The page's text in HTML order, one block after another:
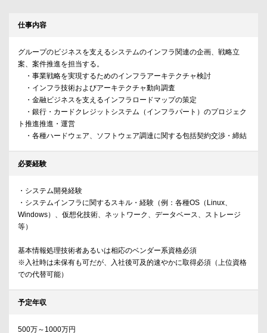
仕事内容
グループのビジネスを支えるシステムのインフラ関連の企画、戦略立
案、案件推進を担当する。
・事業戦略を実現するためのインフラアーキテクチャ検討
・インフラ技術およびアーキテクチャ動向調査
・金融ビジネスを支えるインフラロードマップの策定
・銀行・カードクレジットシステム（インフラパート）のプロジェク
ト推進推進・運営
・各種ハードウェア、ソフトウェア調達に関する包括契約交渉・締結
必要経験
・システム開発経験
・システムインフラに関するスキル・経験（例：各種OS（Linux、
Windows）、仮想化技術、ネットワーク、データベース、ストレージ
等）
基本情報処理技術者あるいは相応のベンダー系資格必須
※入社時は未保有も可だが、入社後可及的速やかに取得必須（上位資格
での代替可能）
予定年収
500万～1000万円